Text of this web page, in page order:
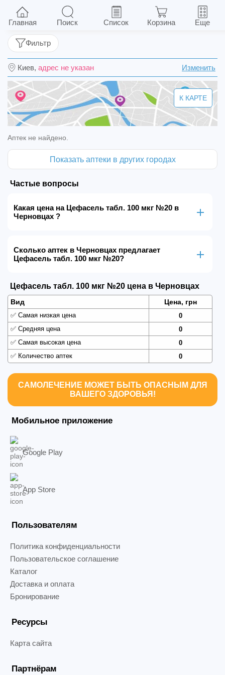
Цефасель табл. 100 мкг №20
Киев, адрес не указан Изменить
Фильтр
К КАРТЕ
Аптек не найдено.
Показать аптеки в других городах
Частые вопросы
Какая цена на Цефасель табл. 100 мкг №20 в
Черновцах ?
Сколько аптек в Черновцах предлагает
Цефасель табл. 100 мкг №20?
Цефасель табл. 100 мкг №20 цена в Черновцах
Вид Цена, грн
✅ Самая низкая цена
0
✅ Средняя цена
0
✅ Самая высокая цена
0
✅ Количество аптек 0
САМОЛЕЧЕНИЕ МОЖЕТ БЫТЬ ОПАСНЫМ ДЛЯ
ВАШЕГО ЗДОРОВЬЯ!
Мобильное приложение
Google Play
App Store
Пользователям
Политика конфиденциальности
Пользовательское соглашение
Каталог
Доставка и оплата
Бронирование
Ресурсы
Карта сайта
Партнёрам
Главная Поиск Список Корзина Еще